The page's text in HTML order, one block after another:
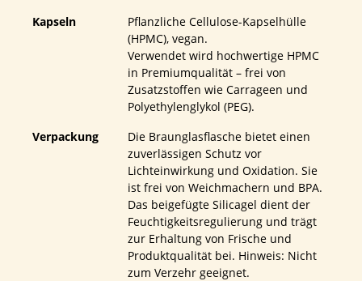
Kapseln
Pflanzliche Cellulose-Kapselhülle
(HPMC), vegan.
Verwendet wird hochwertige HPMC
in Premiumqualität – frei von
Zusatzstoffen wie Carrageen und
Polyethylenglykol (PEG).
Verpackung
Die Braunglasflasche bietet einen
zuverlässigen Schutz vor
Lichteinwirkung und Oxidation. Sie
ist frei von Weichmachern und BPA.
Das beigefügte Silicagel dient der
Feuchtigkeitsregulierung und trägt
zur Erhaltung von Frische und
Produktqualität bei. Hinweis: Nicht
zum Verzehr geeignet.